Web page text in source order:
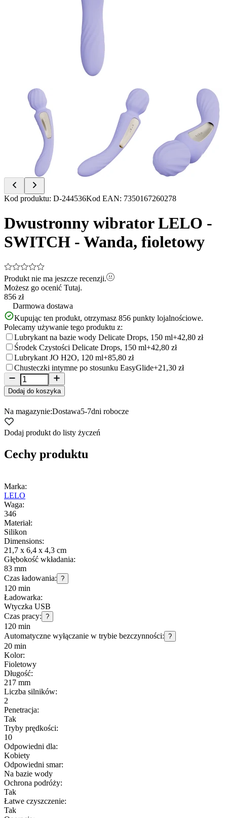
Item
of
Kod produktu: D-244536Kod EAN: 7350167260278
Dwustronny wibrator LELO -
SWITCH - Wanda, fioletowy
Produkt nie ma jeszcze recenzji.
Możesz go ocenić Tutaj.
856 zł
Darmowa dostawa
Kupując ten produkt, otrzymasz 856 punkty lojalnościowe.
Polecamy używanie tego produktu z:
Lubrykant na bazie wody Delicate Drops, 150 ml+42,80 zł
Środek Czystości Delicate Drops, 150 ml+42,80 zł
Lubrykant JO H2O, 120 ml+85,80 zł
Chusteczki intymne po stosunku EasyGlide+21,30 zł
Dodaj do koszyka
Na magazynie:Dostawa5-7dni robocze
Dodaj produkt do listy życzeń
Cechy produktu
Marka:
LELO
Waga:
346
Materiał:
Silikon
Dimensions:
21,7 x 6,4 x 4,3 cm
Głębokość wkładania:
83 mm
Czas ładowania: ?
120 min
Ładowarka:
Wtyczka USB
Czas pracy: ?
120 min
Automatyczne wyłączanie w trybie bezczynności: ?
20 min
Kolor:
Fioletowy
Długość:
217 mm
Liczba silników:
2
Penetracja:
Tak
Tryby prędkości:
10
Odpowiedni dla:
Kobiety
Odpowiedni smar:
Na bazie wody
Ochrona podróży:
Tak
Łatwe czyszczenie:
Tak